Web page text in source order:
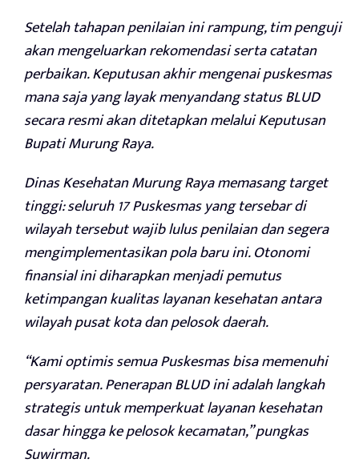
Setelah tahapan penilaian ini rampung, tim penguji
akan mengeluarkan rekomendasi serta catatan
perbaikan. Keputusan akhir mengenai puskesmas
mana saja yang layak menyandang status BLUD
secara resmi akan ditetapkan melalui Keputusan
Bupati Murung Raya.
Dinas Kesehatan Murung Raya memasang target
tinggi: seluruh 17 Puskesmas yang tersebar di
wilayah tersebut wajib lulus penilaian dan segera
mengimplementasikan pola baru ini. Otonomi
finansial ini diharapkan menjadi pemutus
ketimpangan kualitas layanan kesehatan antara
wilayah pusat kota dan pelosok daerah.
“Kami optimis semua Puskesmas bisa memenuhi
persyaratan. Penerapan BLUD ini adalah langkah
strategis untuk memperkuat layanan kesehatan
dasar hingga ke pelosok kecamatan,” pungkas
Suwirman.